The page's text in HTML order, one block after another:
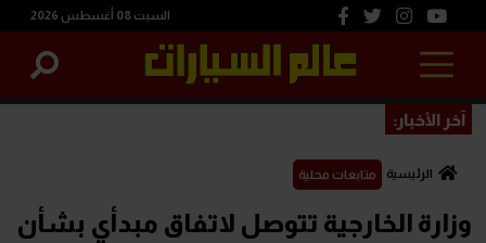
السبت 08 أغسطس 2026
آخر الأخبار:
الرئيسية متابعات محلية
وزارة الخارجية تتوصل لاتفاق مبدأي بشأن